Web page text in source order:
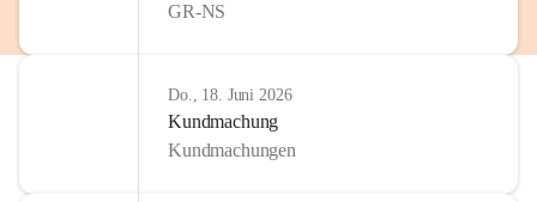
GR-NS
Do., 18. Juni 2026
Kundmachung
Kundmachungen